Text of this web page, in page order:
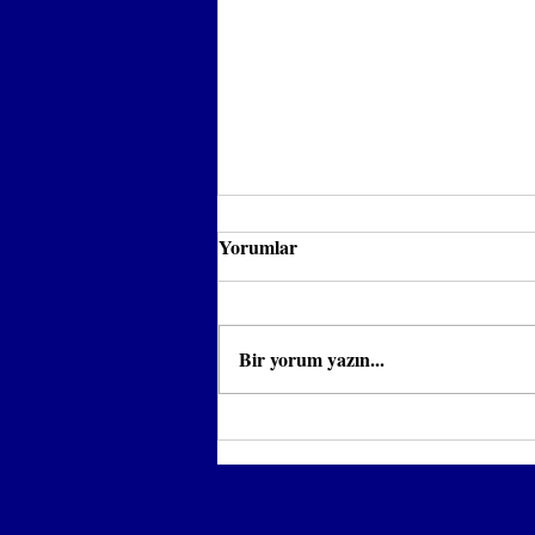
İzmir'de En İyi Klima
Tamircisi Nasıl Bulunur?
Yorumlar
Bir yorum yazın...